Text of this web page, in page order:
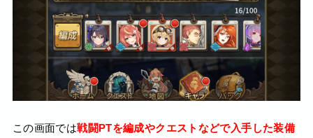
この画面では戦闘PTを編成やクエストなどで入手した装備